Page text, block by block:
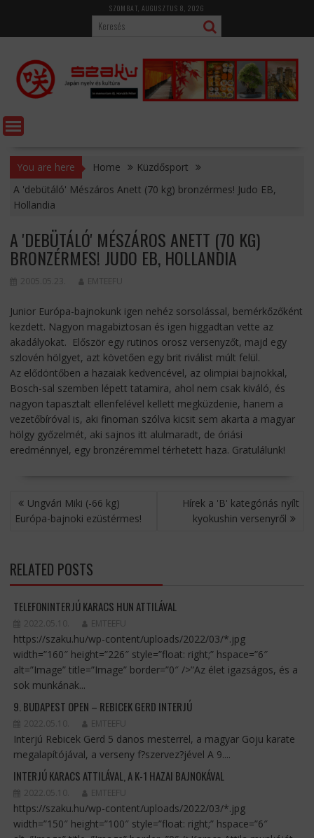
content
SZOMBAT, AUGUSZTUS 8, 2026
You are here Home
Küzdősport
A 'debütáló' Mészáros Anett (70 kg) bronzérmes! Judo EB,
Hollandia
A 'DEBÜTÁLÓ' MÉSZÁROS ANETT (70 KG)
BRONZÉRMES! JUDO EB, HOLLANDIA
2005.05.23. EMTEEFU
Junior Európa-bajnokunk igen nehéz sorsolással, bemérkőzőként
kezdett. Nagyon magabiztosan és igen higgadtan vette az
akadályokat. Először egy rutinos orosz versenyzőt, majd egy
szlovén hölgyet, azt követően egy brit riválist múlt felül.
Az elődöntőben a hazaiak kedvencével, az olimpiai bajnokkal,
Bosch-sal szemben lépett tatamira, ahol nem csak kiváló, és
nagyon tapasztalt ellenfelével kellett megküzdenie, hanem a
vezetőbíróval is, aki finoman szólva kicsit sem akarta a magyar
hölgy győzelmét, aki sajnos itt alulmaradt, de óriási
eredménnyel, egy bronzéremmel térhetett haza. Gratulálunk!
BEJEGYZÉS
NAVIGÁCIÓ
Ungvári Miki (-66 kg)
Európa-bajnoki ezüstérmes!
Hírek a 'B' kategóriás nyílt
kyokushin versenyről
RELATED POSTS
TELEFONINTERJÚ KARACS HUN ATTILÁVAL
2022.05.10. EMTEEFU
https://szaku.hu/wp-content/uploads/2022/03/*.jpg
width=”160″ height=”226″ style=”float: right;” hspace=”6″
alt=”Image” title=”Image” border=”0″ />”Az élet igazságos, és a
sok munkának...
9. BUDAPEST OPEN – REBICEK GERD INTERJÚ
2022.05.10. EMTEEFU
Interjú Rebicek Gerd 5 danos mesterrel, a magyar Goju karate
megalapítójával, a verseny f?szervez?jével A 9....
INTERJÚ KARACS ATTILÁVAL, A K-1 HAZAI BAJNOKÁVAL
2022.05.10. EMTEEFU
https://szaku.hu/wp-content/uploads/2022/03/*.jpg
width=”150″ height=”100″ style=”float: right;” hspace=”6″